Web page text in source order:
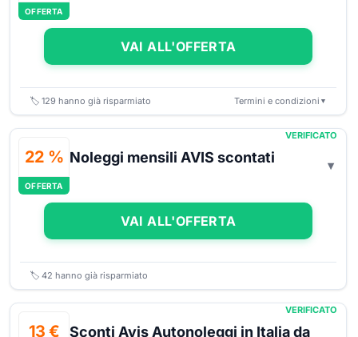
OFFERTA
VAI ALL'OFFERTA
🏷️ 129 hanno già risparmiato Termini e condizioni ▼
22 %
OFFERTA
VERIFICATO
Noleggi mensili AVIS scontati
VAI ALL'OFFERTA
🏷️ 42 hanno già risparmiato
13 €
VERIFICATO
Sconti Avis Autonoleggi in Italia da